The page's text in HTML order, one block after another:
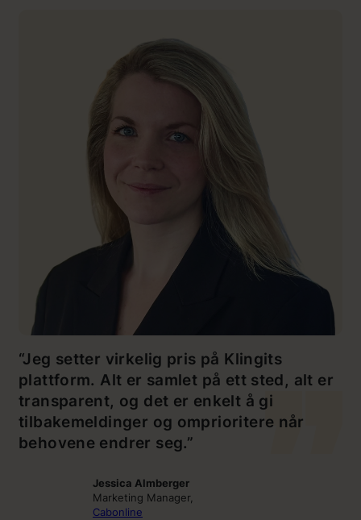
“Jeg setter virkelig pris på Klingits
plattform. Alt er samlet på ett sted, alt er
transparent, og det er enkelt å gi
tilbakemeldinger og omprioritere når
behovene endrer seg.”
Jessica Almberger
Marketing Manager,
Cabonline